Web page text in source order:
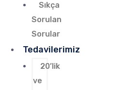
Sıkça
Sorulan
Sorular
Tedavilerimiz
20’lik
ve